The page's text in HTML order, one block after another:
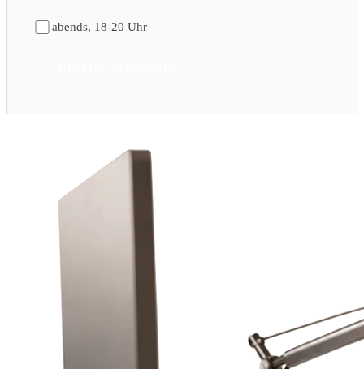
abends, 18-20 Uhr